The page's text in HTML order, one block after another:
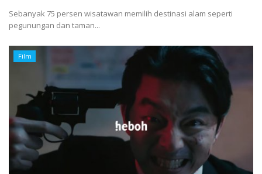
Sebanyak 75 persen wisatawan memilih destinasi alam seperti
pegunungan dan taman...
Film